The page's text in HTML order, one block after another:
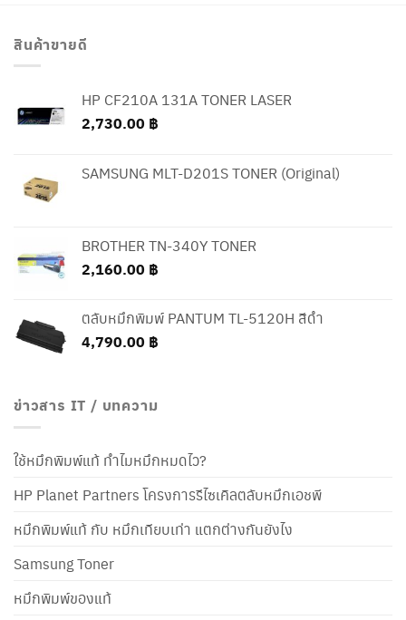
สินค้าขายดี
HP CF210A 131A TONER LASER
2,730.00 ฿
SAMSUNG MLT-D201S TONER (Original)
BROTHER TN-340Y TONER
2,160.00 ฿
ตลับหมึกพิมพ์ PANTUM TL-5120H สีดำ
4,790.00 ฿
ข่าวสาร IT / บทความ
ใช้หมึกพิมพ์แท้ ทำไมหมึกหมดไว?
HP Planet Partners โครงการรีไซเคิลตลับหมึกเอชพี
หมึกพิมพ์แท้ กับ หมึกเทียบเท่า แตกต่างกันยังไง
Samsung Toner
หมึกพิมพ์ของแท้